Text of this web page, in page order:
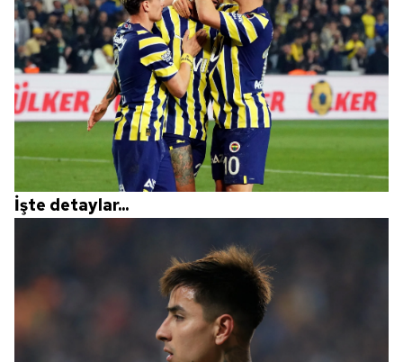
İşte detaylar...